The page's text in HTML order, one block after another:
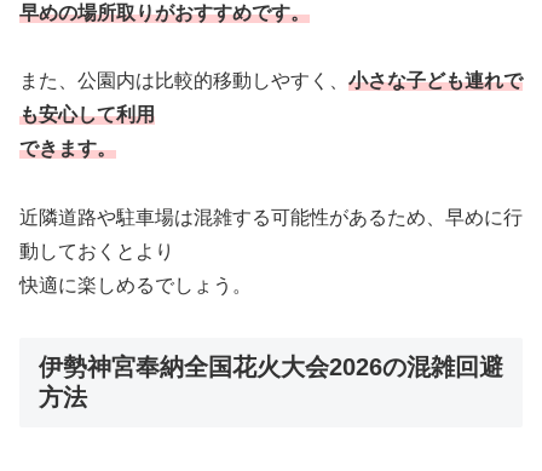
早めの場所取りがおすすめです。
また、公園内は比較的移動しやすく、 小さな子ども連れで
も安心して利用
できます。
近隣道路や駐車場は混雑する可能性があるため、早めに行
動しておくとより
快適に楽しめるでしょう。
伊勢神宮奉納全国花火大会2026の混雑回避
方法